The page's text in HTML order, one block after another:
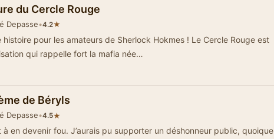
du Cercle Rouge
Depasse•4.2★
histoire pour les amateurs de Sherlock Hokmes ! Le Cercle Rouge est
une organisation qui rappelle fort la mafia née…
de Béryls
Depasse•4.5★
à en devenir fou. J’aurais pu supporter un déshonneur public, quoique